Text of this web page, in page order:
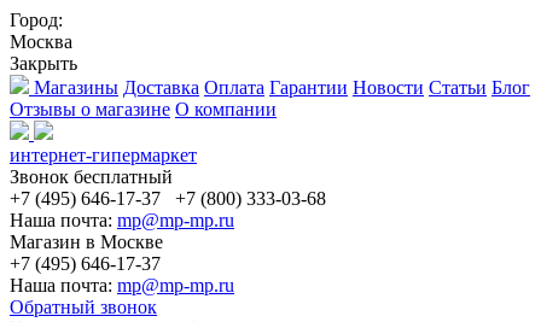
Город:
Москва
Закрыть
Магазины Доставка Оплата Гарантии Новости Статьи Блог
Отзывы о магазине О компании
интернет-гипермаркет
Звонок бесплатный
+7 (495) 646-17-37
+7 (800) 333-03-68
Наша почта: mp@mp-mp.ru
Магазин в Москве
+7 (495) 646-17-37
Наша почта: mp@mp-mp.ru
Обратный звонок